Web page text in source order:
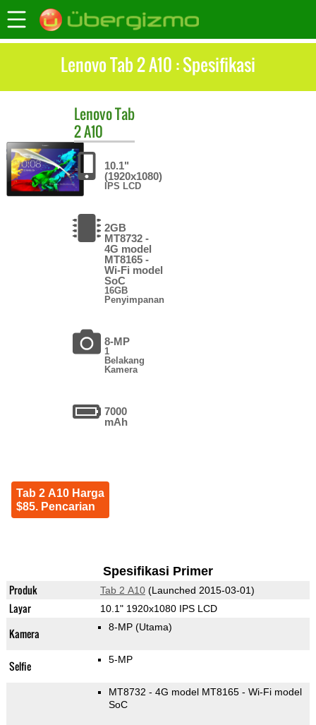
Lenovo Tab 2 A10 : Spesifikasi
LenovoTab
2 A10
10.1"
(1920x1080)
IPS LCD
2GB
MT8732 -
4G model
MT8165 -
Wi-Fi model
SoC
16GB
Penyimpanan
8-MP
1
Belakang
Kamera
7000
mAh
Tab 2 A10 Harga
$85. Pencarian
Spesifikasi Primer
Produk Tab 2 A10(Launched 2015-03-01)
Layar 10.1" 1920x1080 IPS LCD
Kamera 8-MP (Utama)
Selfie 5-MP
MT8732 - 4G model MT8165 - Wi-Fi model
SoC